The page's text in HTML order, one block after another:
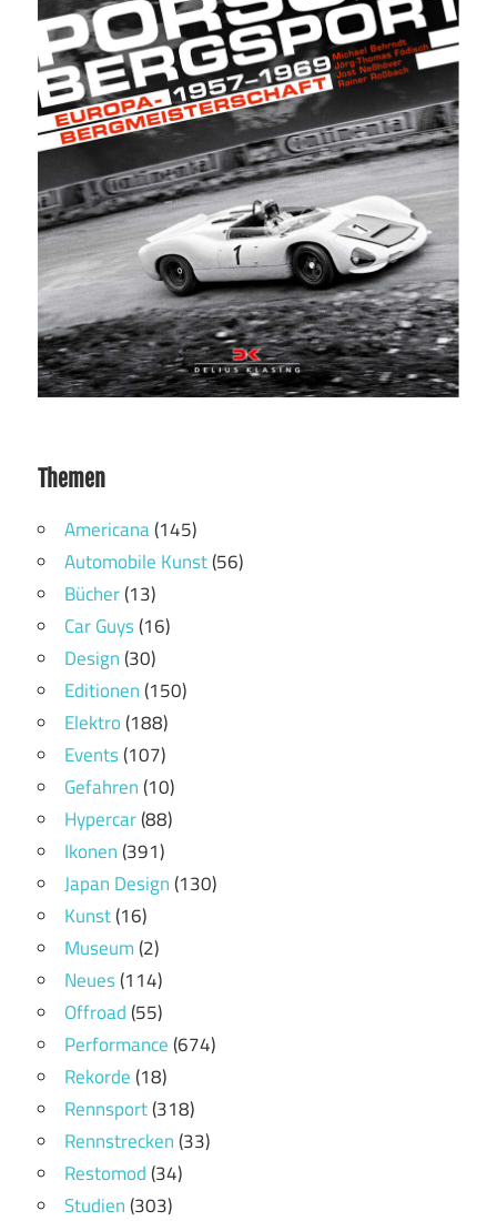
Themen
Americana(145)
Automobile Kunst(56)
Bücher(13)
Car Guys(16)
Design(30)
Editionen(150)
Elektro(188)
Events(107)
Gefahren(10)
Hypercar(88)
Ikonen(391)
Japan Design(130)
Kunst(16)
Museum(2)
Neues(114)
Offroad(55)
Performance(674)
Rekorde(18)
Rennsport(318)
Rennstrecken(33)
Restomod(34)
Studien(303)